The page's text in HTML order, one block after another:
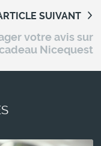
SUIVANT
votre avis sur
Nicequest